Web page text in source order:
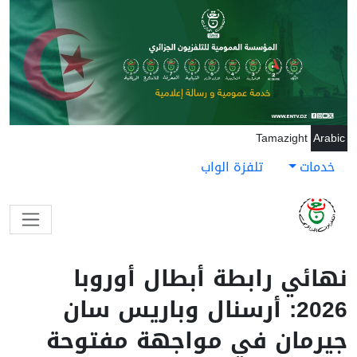
تجاوز إلى المحتوى الرئيسي
Arabic
Tamazight
خدمات تلفزة الواب
نهائي رابطة أبطال أوروبا
2026: أرسنال وباريس سان
جيرمان في مواجهة مفتوحة